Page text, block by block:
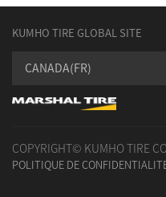
KUMHO TIRE GLOBAL SITE
CANADA(FR)
COPYRIGHT© KUMHO TIRE
POLITIQUE DE